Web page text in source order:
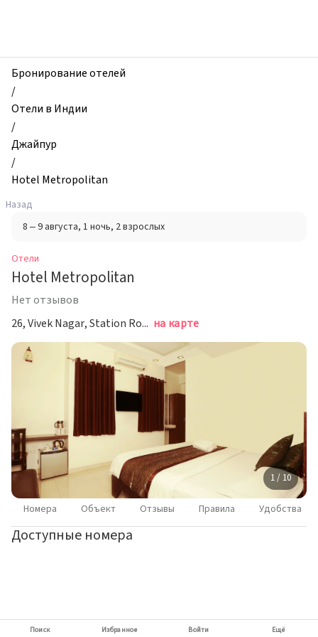
Hotel
Metropolitan,
Джайпур,
Индия
Бронирование отелей
/
Отели в Индии
/
Джайпур
/
Hotel Metropolitan
Назад
8 – 9 августа, 1 ночь, 2 взрослых
Отели
Hotel Metropolitan
Нет отзывов
26, Vivek Nagar, Station Road, Джайпур на карте
1 / 10
Номера Объект Отзывы Правила Удобства
Доступные номера
Поиск Избранное Войти Ещё